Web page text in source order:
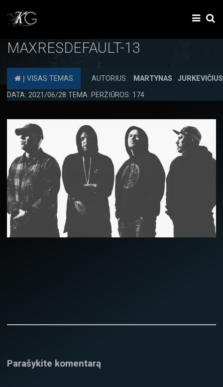
MAXRESDEFAULT-13
Į VISAS TEMAS AUTORIUS:
MARTYNAS JURKEVIČIUS
DATA: 2021/06/28 TEMA: PERŽIŪROS: 174
Parašykite komentarą